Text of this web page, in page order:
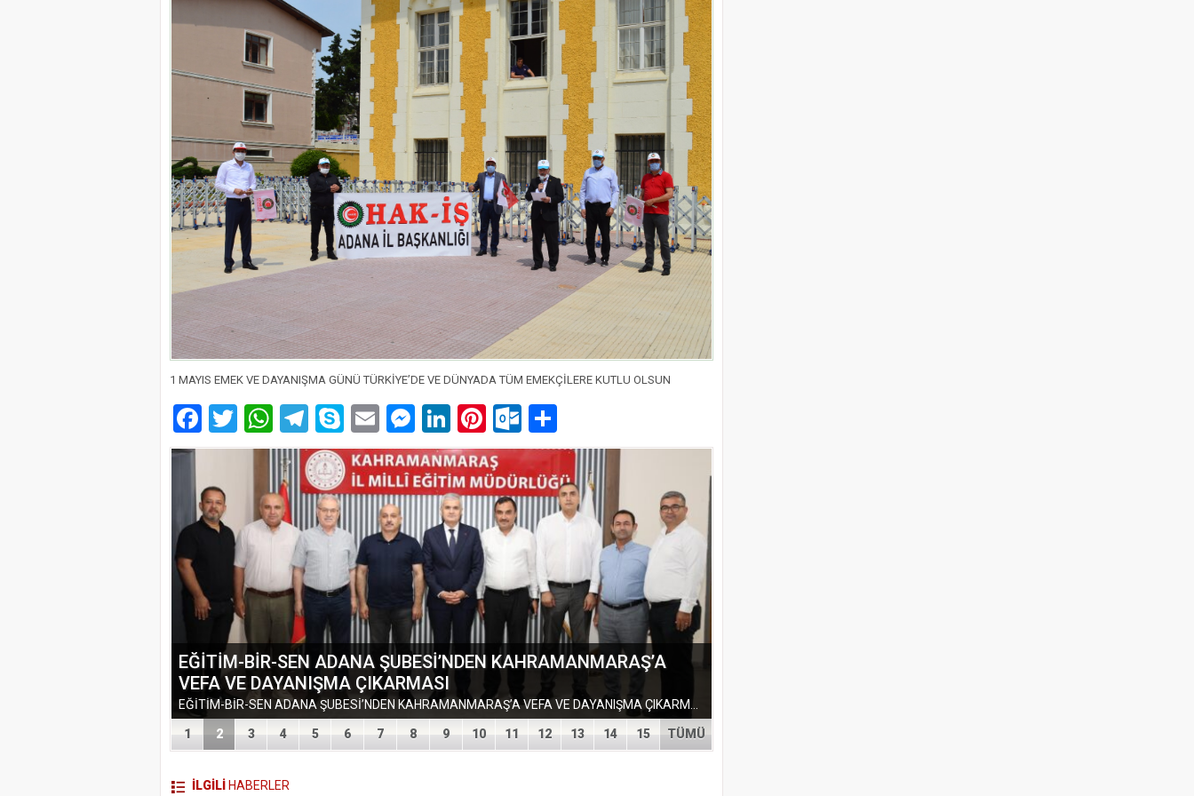
1 MAYIS EMEK VE DAYANIŞMA GÜNÜ TÜRKİYE’DE VE DÜNYADA TÜM EMEKÇİLERE KUTLU OLSUN
Facebook
TwitterWhatsApp
Telegram
SkypeEmailMessenger
LinkedIn
Pinterest
Outlook.com
EĞİTİM-BİR-SEN ADANA ŞUBESİ’NDEN KAHRAMANMARAŞ’A
VEFA VE DAYANIŞMA ÇIKARMASI
EĞİTİM-BİR-SEN ADANA ŞUBESİ’NDEN KAHRAMANMARAŞ’A VEFA VE DAYANIŞMA ÇIKARMASI Eğitim-Bir-Sen Adana Şubesi, Kahramanmaraş’ta anlamlı temaslarda bulundu. Adana heyeti; sendikal dayanışmayı güçlendirmek...
1 2 3 4 5 6 7 8 9 10 11 12 13 14 15 TÜMÜ
İLGİLİ HABERLER